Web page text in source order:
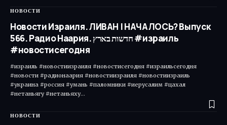
НОВОСТИ
Новости Израиля. ЛИВАН | НАЧАЛОСЬ? Выпуск
566. Радио Наария. חדשות בארץ #израиль
#новостисегодня
#израиль #новостиизраиля #новостисегодня #израильсегодня
#новости #радионаария #новостиизраиля #новостиизраиль
#украина #россия #умань #паломники #иерусалим #цахал
#нетаньягу #нетаньяху…
НОВОСТИ